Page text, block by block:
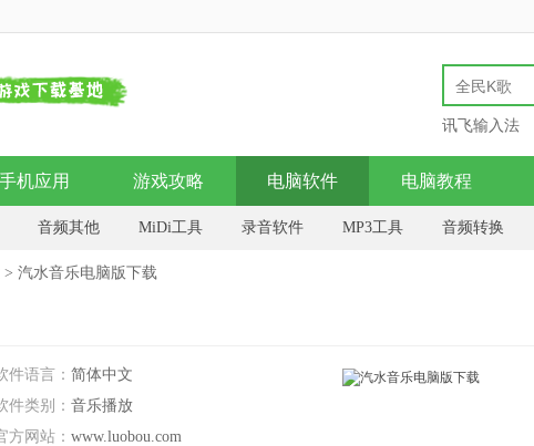
讯飞输入法
手机应用 游戏攻略 电脑软件 电脑教程
音频其他 MiDi工具 录音软件 MP3工具 音频转换
> 汽水音乐电脑版下载
件语言： 简体中文
件类别： 音乐播放
方网站： www.luobou.com